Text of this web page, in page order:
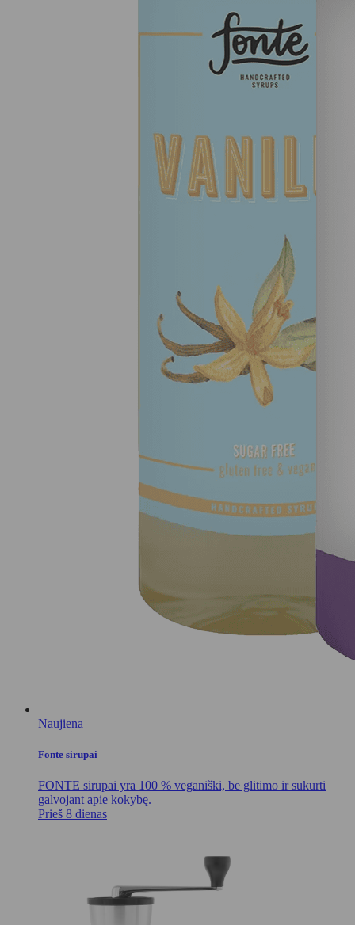
Naujiena
Fonte sirupai
FONTE sirupai yra 100 % veganiški, be glitimo ir sukurti
galvojant apie kokybę.
Prieš 8 dienas